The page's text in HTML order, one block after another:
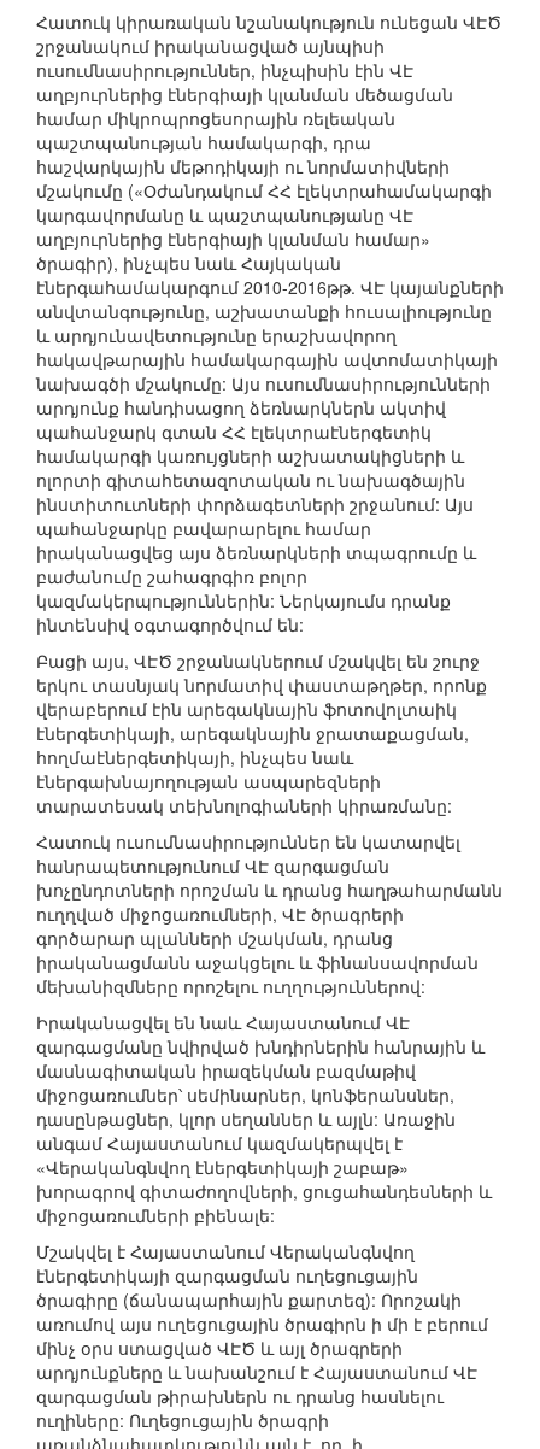
Հատուկ կիրառական նշանակություն ունեցան ՎԷԾ
շրջանակում իրականացված այնպիսի
ուսումնասիրություններ, ինչպիսին էին ՎԷ
աղբյուրներից էներգիայի կլանման մեծացման
համար միկրոպրոցեսորային ռելեական
պաշտպանության համակարգի, դրա
հաշվարկային մեթոդիկայի ու նորմատիվների
մշակումը («Օժանդակում ՀՀ էլեկտրահամակարգի
կարգավորմանը և պաշտպանությանը ՎԷ
աղբյուրներից էներգիայի կլանման համար»
ծրագիր), ինչպես նաև Հայկական
էներգահամակարգում 2010-2016թթ. ՎԷ կայանքների
անվտանգությունը, աշխատանքի հուսալիությունը
և արդյունավետությունը երաշխավորող
հակավթարային համակարգային ավտոմատիկայի
նախագծի մշակումը: Այս ուսումնասիրությունների
արդյունք հանդիսացող ձեռնարկներն ակտիվ
պահանջարկ գտան ՀՀ էլեկտրաէներգետիկ
համակարգի կառույցների աշխատակիցների և
ոլորտի գիտահետազոտական ու նախագծային
ինստիտուտների փորձագետների շրջանում: Այս
պահանջարկը բավարարելու համար
իրականացվեց այս ձեռնարկների տպագրումը և
բաժանումը շահագրգիռ բոլոր
կազմակերպություններին: Ներկայումս դրանք
ինտենսիվ օգտագործվում են:
Բացի այս, ՎԷԾ շրջանակներում մշակվել են շուրջ
երկու տասնյակ նորմատիվ փաստաթղթեր, որոնք
վերաբերում էին արեգակնային ֆոտովոլտաիկ
էներգետիկայի, արեգակնային ջրատաքացման,
հողմաէներգետիկայի, ինչպես նաև
էներգախնայողության ասպարեզների
տարատեսակ տեխնոլոգիաների կիրառմանը:
Հատուկ ուսումնասիրություններ են կատարվել
հանրապետությունում ՎԷ զարգացման
խոչընդոտների որոշման և դրանց հաղթահարմանն
ուղղված միջոցառումների, ՎԷ ծրագրերի
գործարար պլանների մշակման, դրանց
իրականացմանն աջակցելու և ֆինանսավորման
մեխանիզմները որոշելու ուղղություններով:
Իրականացվել են նաև Հայաստանում ՎԷ
զարգացմանը նվիրված խնդիրներին հանրային և
մասնագիտական իրազեկման բազմաթիվ
միջոցառումներ՝ սեմինարներ, կոնֆերանսներ,
դասընթացներ, կլոր սեղաններ և այլն: Առաջին
անգամ Հայաստանում կազմակերպվել է
«Վերականգնվող էներգետիկայի շաբաթ»
խորագրով գիտաժողովների, ցուցահանդեսների և
միջոցառումների բիենալե:
Մշակվել է Հայաստանում Վերականգնվող
էներգետիկայի զարգացման ուղեցուցային
ծրագիրը (ճանապարհային քարտեզ): Որոշակի
առումով այս ուղեցուցային ծրագիրն ի մի է բերում
մինչ օրս ստացված ՎԷԾ և այլ ծրագրերի
արդյունքները և նախանշում է Հայաստանում ՎԷ
զարգացման թիրախներն ու դրանց հասնելու
ուղիները: Ուղեցուցային ծրագրի